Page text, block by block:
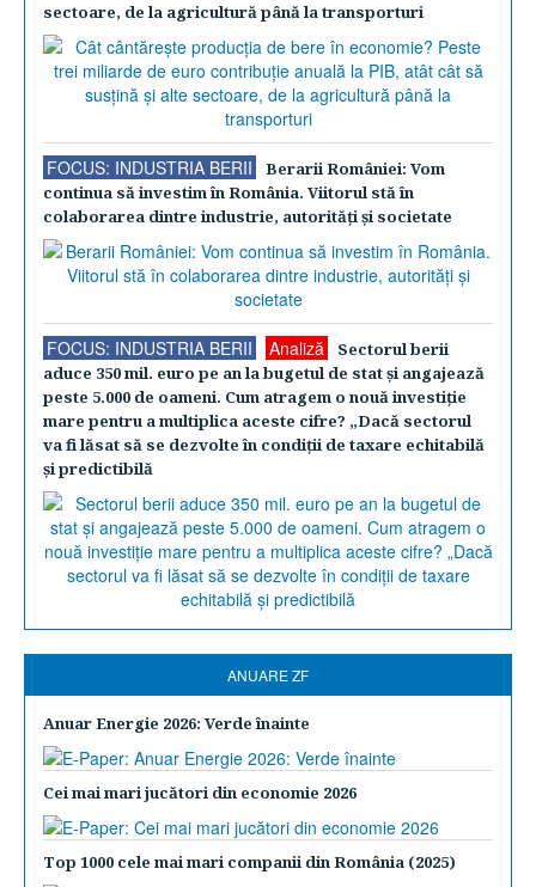
sectoare, de la agricultură până la transporturi
FOCUS: INDUSTRIA BERII
Berarii României: Vom
continua să investim în România. Viitorul stă în
colaborarea dintre industrie, autorităţi şi societate
FOCUS: INDUSTRIA BERII Analiză
Sectorul berii
aduce 350 mil. euro pe an la bugetul de stat şi angajează
peste 5.000 de oameni. Cum atragem o nouă investiţie
mare pentru a multiplica aceste cifre? „Dacă sectorul
va fi lăsat să se dezvolte în condiţii de taxare echitabilă
şi predictibilă
ANUARE ZF
Anuar Energie 2026: Verde înainte
Cei mai mari jucători din economie 2026
Top 1000 cele mai mari companii din România (2025)